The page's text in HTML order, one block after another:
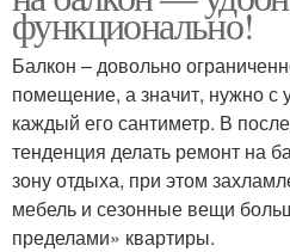
функционально!
Балкон – довольно
помещение, а значит, нужно с
каждый его сантиметр. В
тенденция делать ремонт на
зону отдыха, при этом
мебель и сезонные вещи
пределами» квартиры.